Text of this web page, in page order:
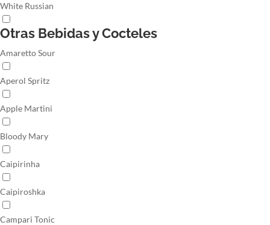
White Russian
Otras Bebidas y Cocteles
Amaretto Sour
Aperol Spritz
Apple Martini
Bloody Mary
Caipirinha
Caipiroshka
Campari Tonic